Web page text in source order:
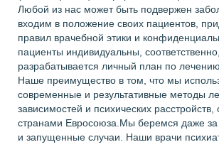
Любой из нас может быть подвержен
входим в положение своих пациентов,
правил врачебной этики и
пациенты индивидуальны,
разрабатывается личный план по лечению.
Наше преимущество в том, что мы
современные и результативные методы
зависимостей и психических
странами Евросоюза.Мы беремся даже
и запущенные случаи. Наши врачи